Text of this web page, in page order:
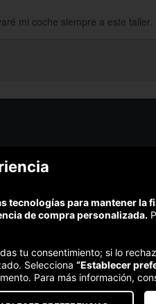
mi coche siempre a este taller.
¿Cómo funciona Colectivia?
Trabaja con nosotros
Estudio turismo de verano
tecnologías para mantener la
de compra personalizada.
tu consentimiento; si lo
Selecciona “Establecer
Para más información,